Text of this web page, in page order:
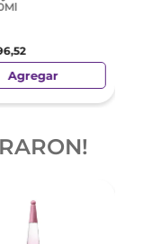
,52
Agregar